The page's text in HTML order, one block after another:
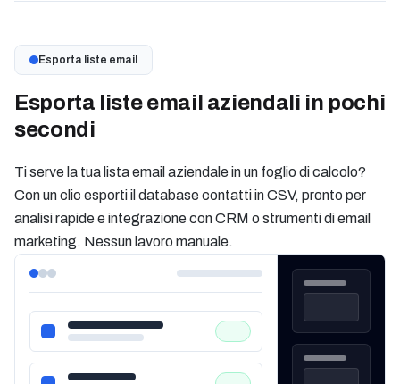
Esporta liste email
Esporta liste email aziendali in pochi
secondi
Ti serve la tua lista email aziendale in un foglio di calcolo?
Con un clic esporti il database contatti in CSV, pronto per
analisi rapide e integrazione con CRM o strumenti di email
marketing. Nessun lavoro manuale.